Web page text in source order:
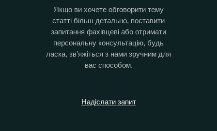
Якщо ви хочете обговорити тему
статті більш детально, поставити
запитання фахівцеві або отримати
персональну консультацію, будь
ласка, зв’яжіться з нами зручним для
вас способом.
Надіслати запит